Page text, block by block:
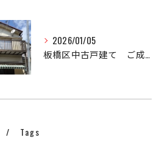
2026/01/05
板橋区中古戸建て ご成約済み
Tags